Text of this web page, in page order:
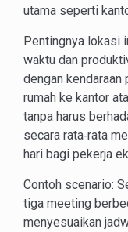
utama seperti
Pentingnya lokasi
waktu dan
dengan kendaraan
rumah ke kantor
tanpa harus
secara rata‑rata
hari bagi pekerja
Contoh scenario:
tiga meeting
menyesuaikan